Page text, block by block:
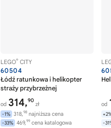
LEGO® CITY
60504
Łódź ratunkowa i helikopter
straży przybrzeżnej
od 314,90
zł
-1% 318,98 najniższa cena
-33% 469,99 cena katalogowa
od
-